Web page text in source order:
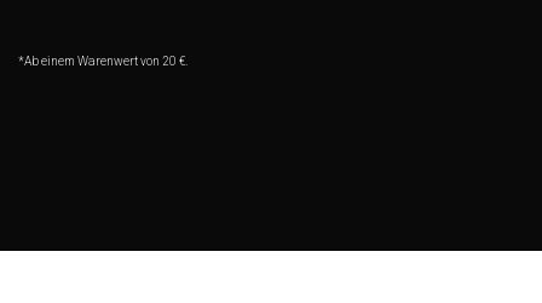
*Ab einem Warenwert von 20 €.